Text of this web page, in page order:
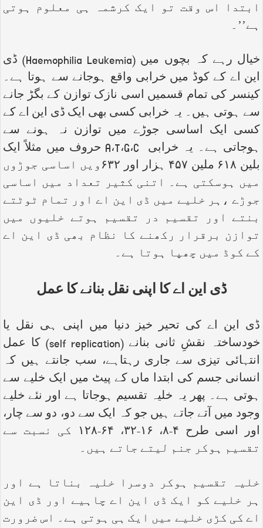
ابتدا اس وقت تو ایک کرشمہ ہی معلوم ہوتی
ہے’’۔
خیال رہے کہ بچوں میں (Haemophilia Leukemia) ڈی
این اے کے کوڈ میں خرابی واقع ہوجانے سے ہوتا ہے۔
کینسر کی تمام قسمیں اسی نازک توازن کے بگڑ جانے
سے ہوتی ہیں۔ یہ خرابی کسی بھی ایک ڈی این اے کے
کسی ایک اساسی جوڑے میں توازن نہ ہونے سے
ہوجاتی ہے۔ یہ خرابی
C،G،T،A حروف میں مثلاً ایک
بلین ۶۱۸ ملین ۴۵۷ ہزار اور ۶۳۲ویں اساسی جوڑوں
میں ہوسکتی ہے۔ اتنی کثیر تعداد میں اساسی
جوڑے ،ہر خلیے میں ڈی این اے اور تمام ٹوٹتے
بنتے اور تقسیم در تقسیم ہوتے خلیوں میں
توازن برقرار رکھنے کا نظام بھی ڈی این اے
کے کوڈ میں چھپا ہوتا ہے۔
ڈی این اے کا اپنی نقل بنانے کا عمل
ڈی این اے کی تحیر خیز دنیا میں اپنی ہی نقل یا
خودساختہ نقشِ ثانی بنانے (self replication) کا عمل
انتہائی تیزی سے جاری رہتاہے، سب جانتے ہیں کہ
انسانی جسم کی ابتدا ماں کے پیٹ میں ایک خلیے سے
ہوتی ہے۔ پھر یہ خلیہ تقسیم ہوجاتا ہے اور نئے خلیے
وجود میں آتے جاتے ہیں جو کہ ایک سے دو، دو سے چار،
اور اسی طرح ۴-۸، ۱۶-۳۲، ۶۴-۱۲۸ کی نسبت سے
تقسیم ہوکر جنم لیتے جاتے ہیں۔
خلیہ تقسیم ہوکر دوسرا خلیہ بناتا ہے اور
ہر خلیے کو ایک ڈی این اے چاہیے اور ڈی این
اے کی کڑی خلیے میں ایک ہی ہوتی ہے۔ اس ضرورت